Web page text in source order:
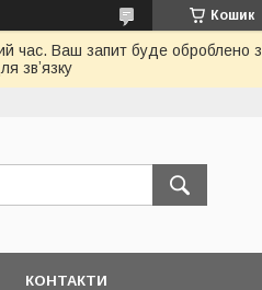
Кошик
час. Ваш запит буде оброблено
звʼязку
КОНТАКТИ